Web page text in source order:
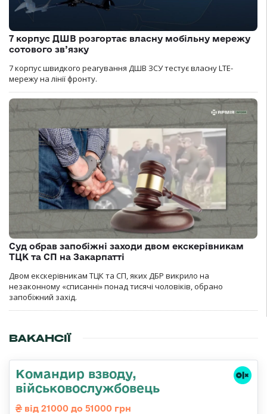
7 корпус ДШВ розгортає власну мобільну мережу
сотового зв’язку
7 корпус швидкого реагування ДШВ ЗСУ тестує власну LTE-
мережу на лінії фронту.
Суд обрав запобіжні заходи двом екскерівникам
ТЦК та СП на Закарпатті
Двом екскерівникам ТЦК та СП, яких ДБР викрило на
незаконному «списанні» понад тисячі чоловіків, обрано
запобіжний захід.
ВАКАНСІЇ
Командир взводу,
військовослужбовець
від 21000 до 51000 грн